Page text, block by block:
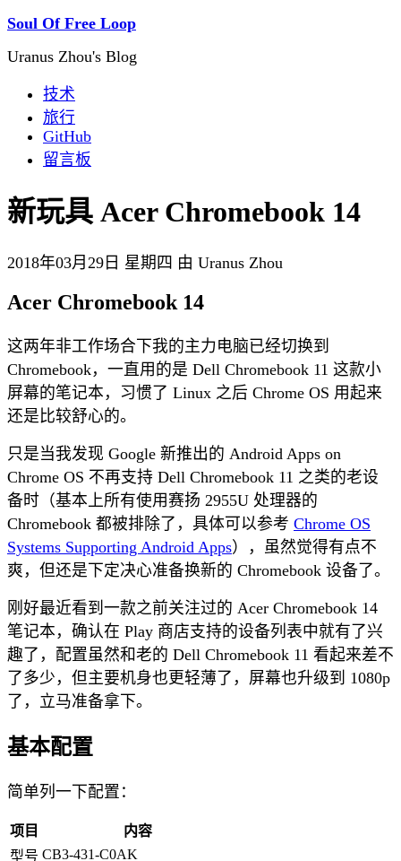
Soul Of Free Loop
Uranus Zhou's Blog
技术
旅行
GitHub
留言板
新玩具 Acer Chromebook 14
2018年03月29日 星期四 由 Uranus Zhou
Acer Chromebook 14
这两年非工作场合下我的主力电脑已经切换到
Chromebook，一直用的是 Dell Chromebook 11 这款小
屏幕的笔记本，习惯了 Linux 之后 Chrome OS 用起来
还是比较舒心的。
只是当我发现 Google 新推出的 Android Apps on
Chrome OS 不再支持 Dell Chromebook 11 之类的老设
备时（基本上所有使用赛扬 2955U 处理器的
Chromebook 都被排除了，具体可以参考 Chrome OS
Systems Supporting Android Apps），虽然觉得有点不
爽，但还是下定决心准备换新的 Chromebook 设备了。
刚好最近看到一款之前关注过的 Acer Chromebook 14
笔记本，确认在 Play 商店支持的设备列表中就有了兴
趣了，配置虽然和老的 Dell Chromebook 11 看起来差不
了多少，但主要机身也更轻薄了，屏幕也升级到 1080p
了，立马准备拿下。
基本配置
简单列一下配置：
项目
内容
型号 CB3-431-C0AK